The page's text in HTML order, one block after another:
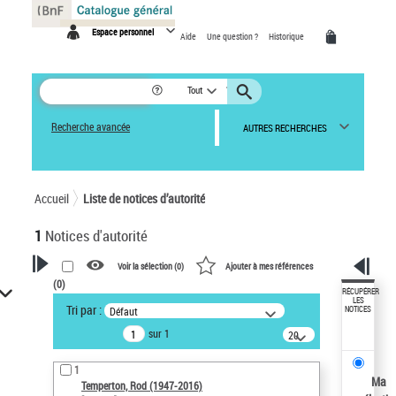
Espace personnel Aide Une question ? Historique
Tout
Recherche avancée AUTRES RECHERCHES
Accueil Liste de notices d’autorité
1 Notices d'autorité
VOTRE RECHERCHE
Recherche avancée dans les
notices d’autorité
Œuvres liées à l'auteur :
Temperton, Rod (1947-2016)
Voir la sélection (0) Ajouter à mes références
(0)
Tri par : Défaut
sur 1
20
résultats/page
1
Temperton, Rod (1947-2016)
RÉCUPÉRER
LES
NOTICES
Ma
Panneau de gestion des cookies